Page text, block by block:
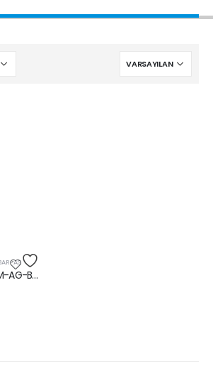
AS
MS9-LFR-G-D6-CUM-AG-BAR-AS - Filtre-Regülatör|Filtre Basınç kontrol valfi